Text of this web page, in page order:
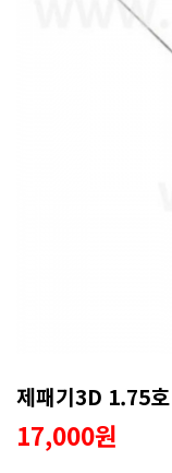
제패기3D 1.75
17,000원